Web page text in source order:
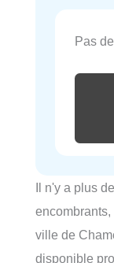
Pas
Il n'y a plus
ville de
disponible